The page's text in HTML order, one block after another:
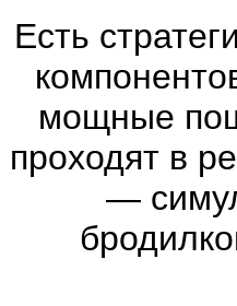
Есть
мощные
проходят в
—